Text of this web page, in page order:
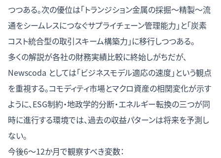
つつある。次の優位は「トランジション金属の採掘〜精製〜流
通をシームレスにつなぐサプライチェーン管理能力」と「炭素
コスト統合型の取引スキーム構築力」に移行しつつある。
多くの解説が各社の財務実績比較に終始しがちだが、
Newscoda としては「ビジネスモデル適応の速度」という観点
を重視する。コモディティ市場とマクロ資産の相関変化が示す
ように、ESG制約・地政学的分断・エネルギー転換の三つが同
時に進行する環境では、過去の収益パターンは将来を予測し
ない。
今後6〜12か月で観察すべき変数：